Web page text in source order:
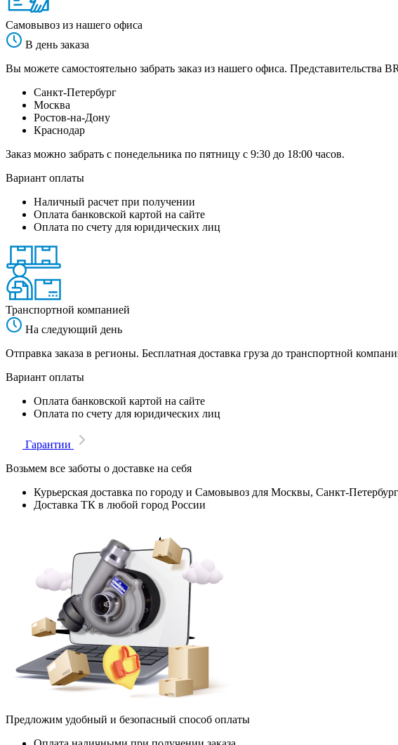
Самовывоз из нашего офиса
В день заказа
Вы можете самостоятельно забрать заказ из нашего офиса. Представительства
Санкт-Петербург
Москва
Ростов-на-Дону
Краснодар
Заказ можно забрать с понедельника по пятницу с 9:30 до 18:00 часов.
Вариант оплаты
Наличный расчет при получении
Оплата банковской картой на сайте
Оплата по счету для юридических лиц
Транспортной компанией
На следующий день
Отправка заказа в регионы. Бесплатная доставка груза до транспортной
Вариант оплаты
Оплата банковской картой на сайте
Оплата по счету для юридических лиц
Гарантии
Возьмем все заботы о доставке на себя
Курьерская доставка по городу и Самовывоз для Москвы, Санкт-
Доставка ТК в любой город России
Предложим удобный и безопасный способ оплаты